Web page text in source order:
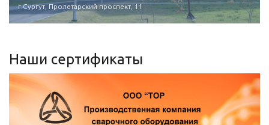
г.Сургут, Пролетарский проспект, 11
Наши сертификаты